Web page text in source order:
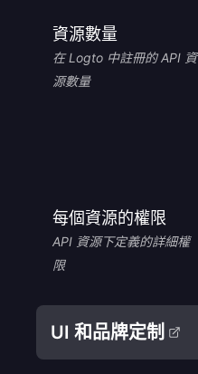
資源數量
在 Logto 中註冊的 API 資
源數量
每個資源的權限
API 資源下定義的詳細權
限
UI 和品牌定制